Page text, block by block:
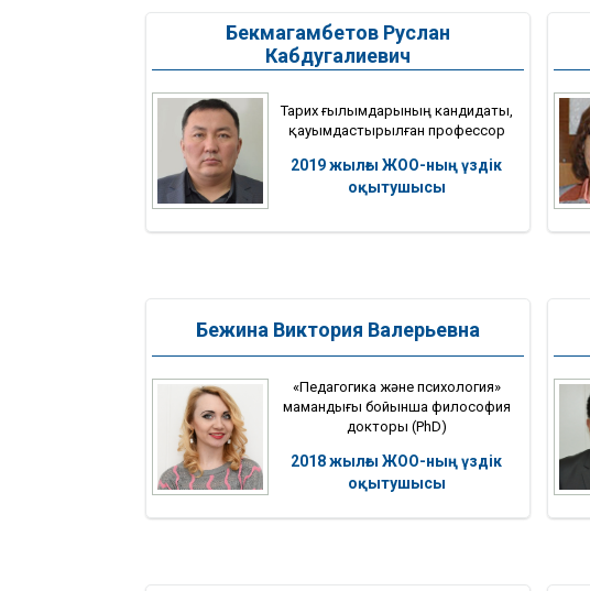
Бекмагамбетов Руслан
Кабдугалиевич
Тарих ғылымдарының кандидаты,
қауымдастырылған профессор
2019 жылғы ЖОО-ның үздік
оқытушысы
Бежина Виктория Валерьевна
«Педагогика және психология»
мамандығы бойынша философия
докторы (PhD)
2018 жылғы ЖОО-ның үздік
оқытушысы